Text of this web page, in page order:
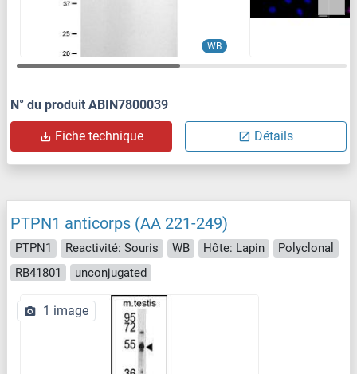
WB
N° du produit ABIN7800039
Fiche technique Détails
PTPN1 anticorps (AA 221-249)
PTPN1 Reactivité: Souris WB Hôte: Lapin
Polyclonal
RB41801
unconjugated
1 image